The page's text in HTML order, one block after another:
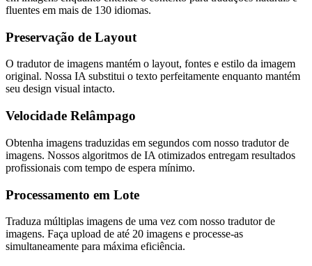
fluentes em mais de 130 idiomas.
Preservação de Layout
O tradutor de imagens mantém o layout, fontes e estilo da imagem
original. Nossa IA substitui o texto perfeitamente enquanto mantém
seu design visual intacto.
Velocidade Relâmpago
Obtenha imagens traduzidas em segundos com nosso tradutor de
imagens. Nossos algoritmos de IA otimizados entregam resultados
profissionais com tempo de espera mínimo.
Processamento em Lote
Traduza múltiplas imagens de uma vez com nosso tradutor de
imagens. Faça upload de até 20 imagens e processe-as
simultaneamente para máxima eficiência.